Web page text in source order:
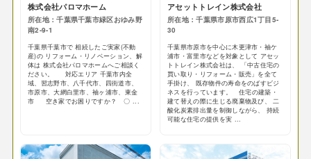
株式会社パロマホーム
所在地：千葉県千葉市緑区おゆみ野
南2-9-1
千葉県千葉市で 相続したご実家(不動
産)の リフォーム・リノベーション、解
体は 株式会社パロマホームへご相談く
ださい。 対応エリア 千葉市内全
域、習志野市、八千代市、四街道市、
市原市、大網白里市、袖ヶ浦市、東金
市 空き家でお困りですか？ 〇 ...
アセットトレイン株式会社
所在地：千葉県市原市西広1丁目5-
30
千葉県市原市を中心に木更津市・袖ケ
浦市・富里市などを対象として アセッ
トトレイン株式会社は、 「中古住宅の
買い取り・リフォーム・販売」を全て
手掛け、 既存物件の寿命をのばすビジ
ネスを行っています。 住宅の建築・
建て替えの際に生じる廃棄物及び、 二
酸化炭素排出量を制御しながら、 持続
可能な住宅の提供を実 ...